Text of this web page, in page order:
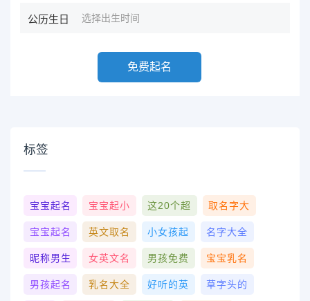
公历生日
免费起名
标签
宝宝起名 宝宝起小 这20个超 取名字大
宝宝起名 英文取名 小女孩起 名字大全
昵称男生 女英文名 男孩免费 宝宝乳名
男孩起名 乳名大全 好听的英 草字头的